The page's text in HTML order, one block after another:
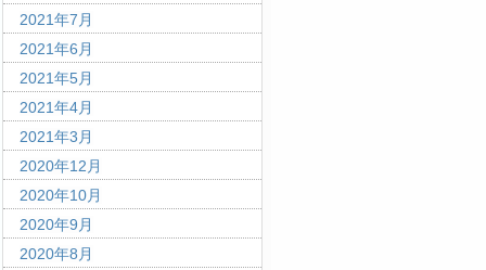
2021年7月
2021年6月
2021年5月
2021年4月
2021年3月
2020年12月
2020年10月
2020年9月
2020年8月